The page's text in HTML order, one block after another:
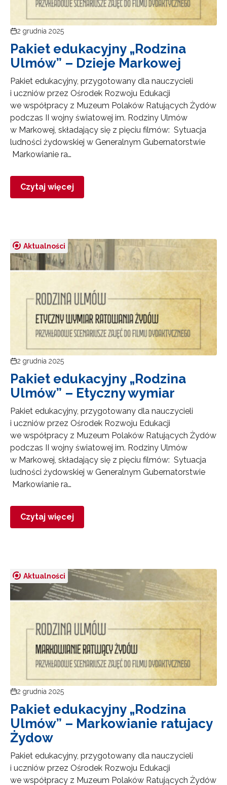
2 grudnia 2025
Pakiet edukacyjny „Rodzina
Ulmów” – Dzieje Markowej
Pakiet edukacyjny, przygotowany dla nauczycieli
i uczniów przez Ośrodek Rozwoju Edukacji
we współpracy z Muzeum Polaków Ratujących Żydów
podczas II wojny światowej im. Rodziny Ulmów
w Markowej, składający się z pięciu filmów: Sytuacja
ludności żydowskiej w Generalnym Gubernatorstwie
Markowianie ra…
Czytaj więcej
Aktualności
2 grudnia 2025
Pakiet edukacyjny „Rodzina
Ulmów” – Etyczny wymiar
Pakiet edukacyjny, przygotowany dla nauczycieli
i uczniów przez Ośrodek Rozwoju Edukacji
we współpracy z Muzeum Polaków Ratujących Żydów
podczas II wojny światowej im. Rodziny Ulmów
w Markowej, składający się z pięciu filmów: Sytuacja
ludności żydowskiej w Generalnym Gubernatorstwie
Markowianie ra…
Czytaj więcej
Aktualności
2 grudnia 2025
Pakiet edukacyjny „Rodzina
Ulmów” – Markowianie ratujacy
Żydow
Pakiet edukacyjny, przygotowany dla nauczycieli
i uczniów przez Ośrodek Rozwoju Edukacji
we współpracy z Muzeum Polaków Ratujących Żydów